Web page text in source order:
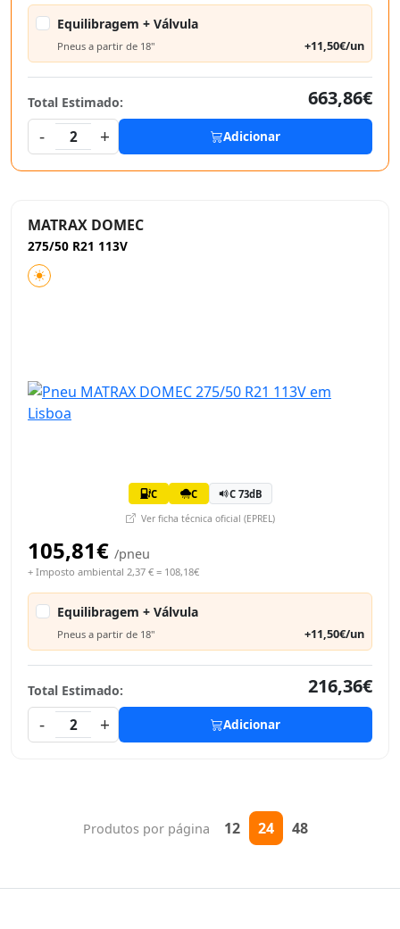
Equilibragem + Válvula
Pneus a partir de 18" +11,50€/un
Total Estimado:
663,86€
-
2 + Adicionar
MATRAX DOMEC
275/50 R21 113V
C C C 73dB
Ver ficha técnica oficial (EPREL)
105,81€ /pneu
+ Imposto ambiental 2,37 € = 108,18€
Equilibragem + Válvula
Pneus a partir de 18" +11,50€/un
Total Estimado:
216,36€
-
2 + Adicionar
Produtos por página 12 24 48